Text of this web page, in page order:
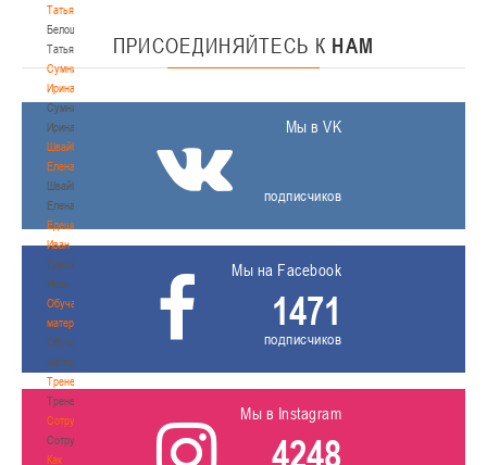
Татьяна
Белошапко
Татьяна
Сумникова
Ирина
Сумникова
Ирина
Швайбович
Елена
Швайбович
Елена
Едешко
Иван
Едешко
Иван
Обучающие
материалы
Обучающие
материалы
Тренерам
Тренерам
Сотрудничество
Сотрудничество
Как
ПРИСОЕДИНЯЙТЕСЬ К НАМ
Мы в VK
подписчиков
Мы на Facebook
1471
подписчиков
Мы в Instagram
4248